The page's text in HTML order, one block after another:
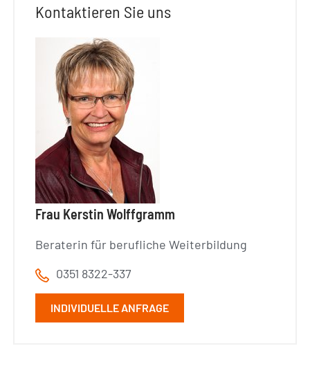
Kontaktieren Sie uns
Frau Kerstin Wolffgramm
Beraterin für berufliche Weiterbildung
0351 8322-337
INDIVIDUELLE ANFRAGE